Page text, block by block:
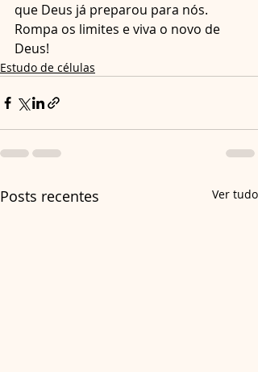
que Deus já preparou para nós.
Rompa os limites e viva o novo de
Deus!
Estudo de células
Posts recentes Ver tudo